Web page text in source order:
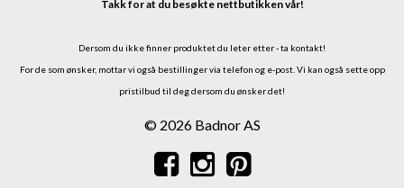
Takk for at du besøkte nettbutikken vår!
Dersom du ikke finner produktet du leter etter - ta kontakt!
For de som ønsker, mottar vi også bestillinger via telefon og e-post. Vi kan også sette opp
pristilbud til deg dersom du ønsker det!
© 2026 Badnor AS